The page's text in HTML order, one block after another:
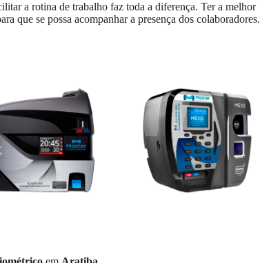
a rotina de trabalho faz toda a diferença. Ter a melhor
que se possa acompanhar a presença dos colaboradores.